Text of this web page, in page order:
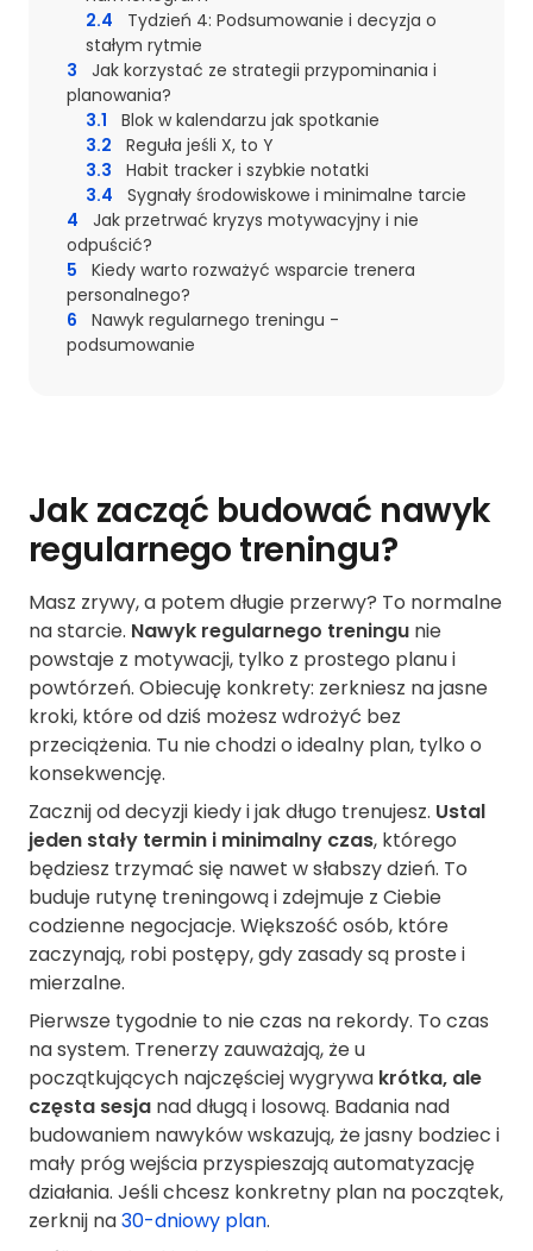
2.4
Tydzień 4: Podsumowanie i decyzja o
stałym rytmie
3
Jak korzystać ze strategii przypominania i
planowania?
3.1
Blok w kalendarzu jak spotkanie
3.2
Reguła jeśli X, to Y
3.3
Habit tracker i szybkie notatki
3.4
Sygnały środowiskowe i minimalne tarcie
4
Jak przetrwać kryzys motywacyjny i nie
odpuścić?
5
Kiedy warto rozważyć wsparcie trenera
personalnego?
6
Nawyk regularnego treningu -
podsumowanie
Jak zacząć budować nawyk
regularnego treningu?
Masz zrywy, a potem długie przerwy? To normalne
na starcie. Nawyk regularnego treningu nie
powstaje z motywacji, tylko z prostego planu i
powtórzeń. Obiecuję konkrety: zerkniesz na jasne
kroki, które od dziś możesz wdrożyć bez
przeciążenia. Tu nie chodzi o idealny plan, tylko o
konsekwencję.
Zacznij od decyzji kiedy i jak długo trenujesz. Ustal
jeden stały termin i minimalny czas, którego
będziesz trzymać się nawet w słabszy dzień. To
buduje rutynę treningową i zdejmuje z Ciebie
codzienne negocjacje. Większość osób, które
zaczynają, robi postępy, gdy zasady są proste i
mierzalne.
Pierwsze tygodnie to nie czas na rekordy. To czas
na system. Trenerzy zauważają, że u
początkujących najczęściej wygrywa krótka, ale
częsta sesja nad długą i losową. Badania nad
budowaniem nawyków wskazują, że jasny bodziec i
mały próg wejścia przyspieszają automatyzację
działania. Jeśli chcesz konkretny plan na początek,
zerknij na30-dniowy plan.